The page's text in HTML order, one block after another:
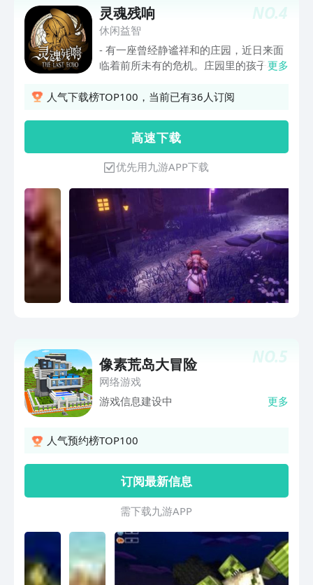
NO.4
灵魂残响
休闲益智
- 有一座曾经静谧祥和的庄园，近日来面
临着前所未有的危机。庄园里的孩子在外
独身前往诡秘的森林，想要拯救自己的朋
响》是一款3D动作角色扮演游戏，玩家
借助童话书的力量，在光点的指引下，在
充满危险的世界里探索、战斗，获得敌人
的技能，构筑自己的战斗方式，一步步走
近故事的真相......游戏特色：- 暗黑外表
治愈内核：暗黑童话的外壳下隐藏着治愈
的故事。- 碎片化叙事，探索发现故事的
乐趣：残页，对话以及游戏中的元素，都
藏着一段段故事。不要放过游戏中的每一
个线索，找出这片世界黑暗的源头。- 各
色各样的敌人，丰富的战斗体验：游戏流
技能为我所用，多种技能，更多战斗方
式：击败所有的敌人都可以获得敌人的技
能，多样的敌人，各色的技能，玩家能够
构筑属于自己的战斗方式。
更多
人气下载榜TOP100，当前已有36人订阅
高 速 下 载
优先用九游APP下载
NO.5
像素荒岛大冒险
网络游戏
游戏信息建设中
更多
人气预约榜TOP100
订阅最新信息
需 下 载 九 游 A P P